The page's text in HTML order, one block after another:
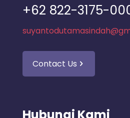
+62 822-3175-
Contact Us